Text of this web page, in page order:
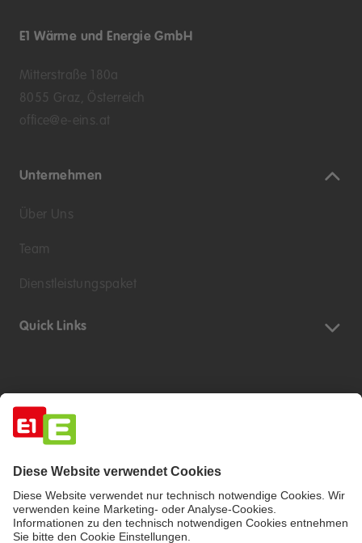
E1 Wärme und Energie GmbH
Mitterstraße 180a
8055 Graz, Österreich
office@e-eins.at
Unternehmen
Über Uns
Team
Dienstleistungspaket
Quick Links
Impressum
Barrierefreiheitserklärung
Haftungsausschluss